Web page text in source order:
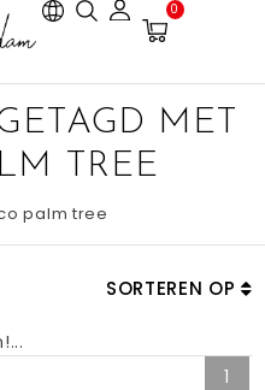
0
MET
TREE
palm tree
SORTEREN OP
1